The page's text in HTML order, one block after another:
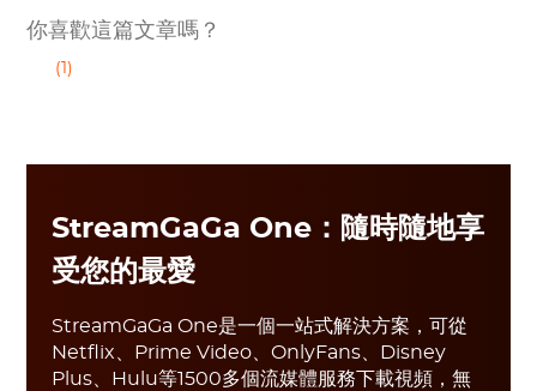
你喜歡這篇文章嗎？
(1)
StreamGaGa One：隨時隨地享
受您的最愛
StreamGaGa One是一個一站式解決方案，可從
Netflix、Prime Video、OnlyFans、Disney
Plus、Hulu等1500多個流媒體服務下載視頻，無